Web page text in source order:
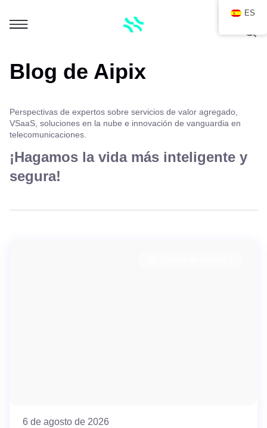
Blog de Aipix
Perspectivas de expertos sobre servicios de valor agregado,
VSaaS, soluciones en la nube e innovación de vanguardia en
telecomunicaciones.
¡Hagamos la vida más inteligente y
segura!
6 de agosto de 2026
ES